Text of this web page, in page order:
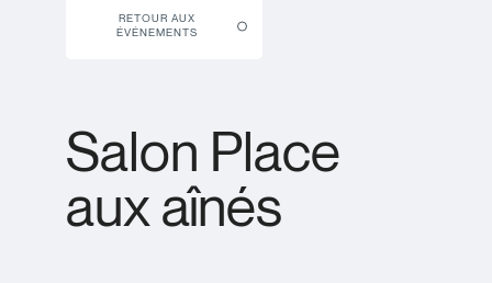
RETOUR AUX
ÉVÉNEMENTS
Salon Place
aux aînés